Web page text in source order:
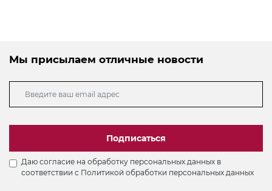
Мы присылаем отличные новости
Подписаться
Даю согласие на обработку персональных данных в
соответствии с Политикой обработки персональных данных